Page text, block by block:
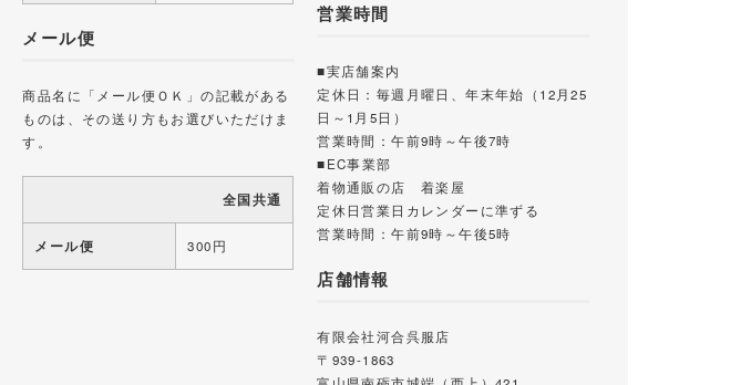
メール便
商品名に「メール便ＯＫ」の記載がある
ものは、その送り方もお選びいただけま
す。
全国共通
メール便 300円
営業時間
■実店舗案内
定休日：毎週月曜日、年末年始（12月25
日～1月5日）
営業時間：午前9時～午後7時
■EC事業部
着物通販の店 着楽屋
定休日営業日カレンダーに準ずる
営業時間：午前9時～午後5時
店舗情報
有限会社河合呉服店
〒939-1863